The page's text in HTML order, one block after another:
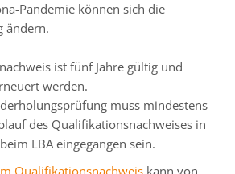
Pandemie können sich die
ändern.
ist fünf Jahre gültig und
werden.
muss mindestens
des Qualifikationsnachweises in
LBA eingegangen sein.
Qualifikationsnachweis kann von